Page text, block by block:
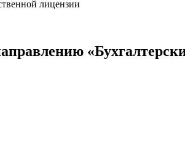
лицензии
«